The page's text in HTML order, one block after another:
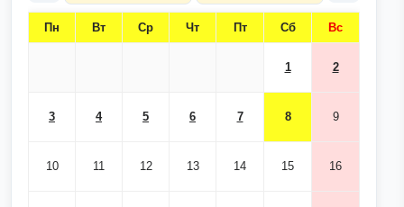
Пн Вт Ср Чт Пт Сб Вс
1 2
3 4 5 6 7 8 9
10 11 12 13 14 15 16